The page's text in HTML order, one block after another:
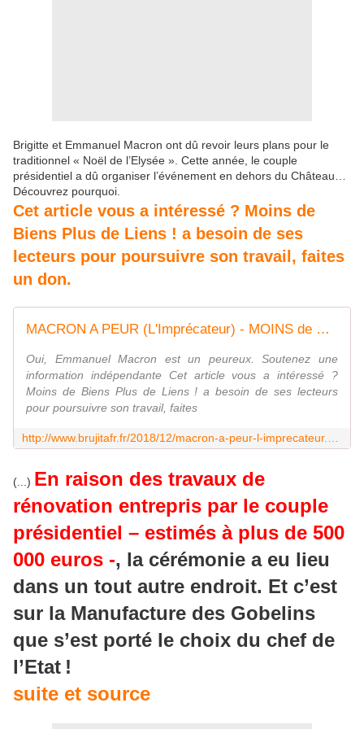
Brigitte et Emmanuel Macron ont dû revoir leurs plans pour le
traditionnel « Noël de l’Elysée ». Cette année, le couple
présidentiel a dû organiser l’événement en dehors du Château…
Découvrez pourquoi.
Cet article vous a intéressé ? Moins de
Biens Plus de Liens ! a besoin de ses
lecteurs pour poursuivre son travail, faites
un don.
MACRON A PEUR (L'Imprécateur) - MOINS de BIENS PLUS de LIENS
Oui, Emmanuel Macron est un peureux. Soutenez une
information indépendante Cet article vous a intéressé ?
Moins de Biens Plus de Liens ! a besoin de ses lecteurs
pour poursuivre son travail, faites
(...) En raison des travaux de
rénovation entrepris par le couple
présidentiel – estimés à plus de 500
000 euros -, la cérémonie a eu lieu
dans un tout autre endroit. Et c’est
sur la Manufacture des Gobelins
que s’est porté le choix du chef de
l’Etat !
suite et source